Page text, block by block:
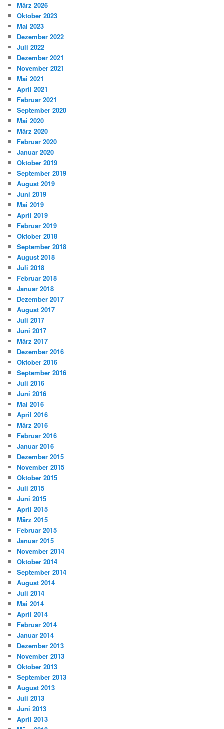
März 2026
Oktober 2023
Mai 2023
Dezember 2022
Juli 2022
Dezember 2021
November 2021
Mai 2021
April 2021
Februar 2021
September 2020
Mai 2020
März 2020
Februar 2020
Januar 2020
Oktober 2019
September 2019
August 2019
Juni 2019
Mai 2019
April 2019
Februar 2019
Oktober 2018
September 2018
August 2018
Juli 2018
Februar 2018
Januar 2018
Dezember 2017
August 2017
Juli 2017
Juni 2017
März 2017
Dezember 2016
Oktober 2016
September 2016
Juli 2016
Juni 2016
Mai 2016
April 2016
März 2016
Februar 2016
Januar 2016
Dezember 2015
November 2015
Oktober 2015
Juli 2015
Juni 2015
April 2015
März 2015
Februar 2015
Januar 2015
November 2014
Oktober 2014
September 2014
August 2014
Juli 2014
Mai 2014
April 2014
Februar 2014
Januar 2014
Dezember 2013
November 2013
Oktober 2013
September 2013
August 2013
Juli 2013
Juni 2013
April 2013